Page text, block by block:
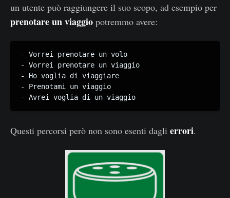
un utente può raggiungere il suo scopo, ad esempio per
prenotare un viaggio potremmo avere:
- Vorrei prenotare un volo
- Vorrei prenotare un viaggio
- Ho voglia di viaggiare
- Prenotami un viaggio
Questi percorsi però non sono esenti dagli errori.